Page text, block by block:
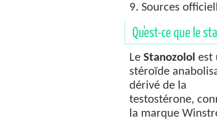
9. Sources
Qu'est-ce que le
Le Stanozolol est
stéroïde
dérivé de la
testostérone,
la marque